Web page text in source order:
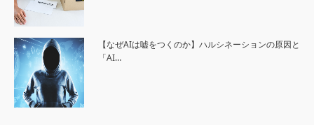
【なぜAIは嘘をつくのか】ハルシネーションの原因と
「AI…